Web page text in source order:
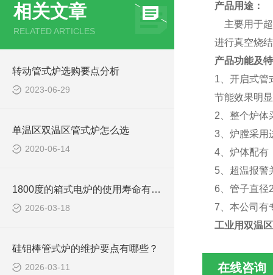
相关文章
RELATED ARTICLES
转动管式炉选购要点分析
2023-06-29
单温区双温区管式炉怎么选
2020-06-14
1800度的箱式电炉的使用寿命有多长？
2026-03-18
硅钼棒管式炉的维护要点有哪些？
2026-03-11
产品用途：
主要用于
进行真空烧
产品功能及
1、开启式管
节能效果明
2、整个炉体
3、炉膛采用
4、炉体配有
5、超温报警
6、管子直径
7、本公司有
工业用双温
在线咨询